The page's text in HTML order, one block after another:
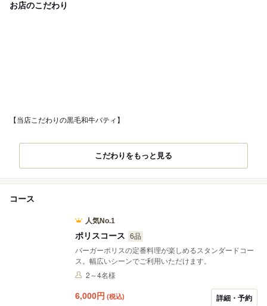
お店のこだわり
【当店こだわりの黒毛和牛バティ】
こだわりをもっと見る
コース
人気No.1
ポリスコース
6品
バーガーポリスの定番料理が楽しめるスタンダードコー
ス。幅広いシーンでご利用いただけます。
2～4名様
6,000円 (税込) 詳細・予約